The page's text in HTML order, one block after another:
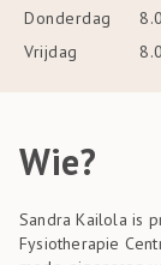
Donderdag
Vrijdag
Wie?
Sandra Kailola is
Fysiotherapie